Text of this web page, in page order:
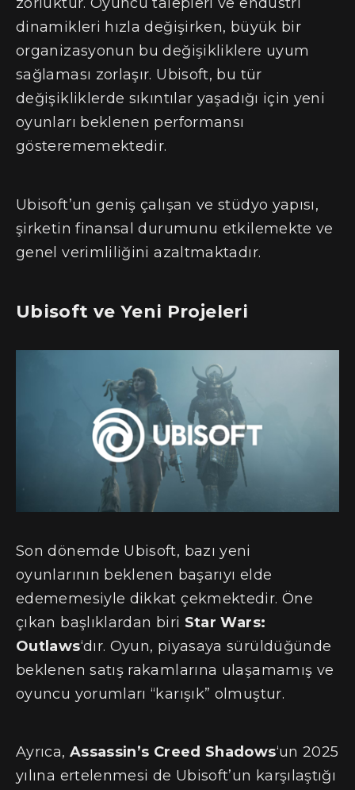
zorluktur. Oyuncu talepleri ve endüstri
dinamikleri hızla değişirken, büyük bir
organizasyonun bu değişikliklere uyum
sağlaması zorlaşır. Ubisoft, bu tür
değişikliklerde sıkıntılar yaşadığı için yeni
oyunları beklenen performansı
gösterememektedir.
Ubisoft’un geniş çalışan ve stüdyo yapısı,
şirketin finansal durumunu etkilemekte ve
genel verimliliğini azaltmaktadır.
Ubisoft ve Yeni Projeleri
Son dönemde Ubisoft, bazı yeni
oyunlarının beklenen başarıyı elde
edememesiyle dikkat çekmektedir. Öne
çıkan başlıklardan biri Star Wars:
Outlaws‘dır. Oyun, piyasaya sürüldüğünde
beklenen satış rakamlarına ulaşamamış ve
oyuncu yorumları “karışık” olmuştur.
Ayrıca, Assassin’s Creed Shadows‘un 2025
yılına ertelenmesi de Ubisoft’un karşılaştığı